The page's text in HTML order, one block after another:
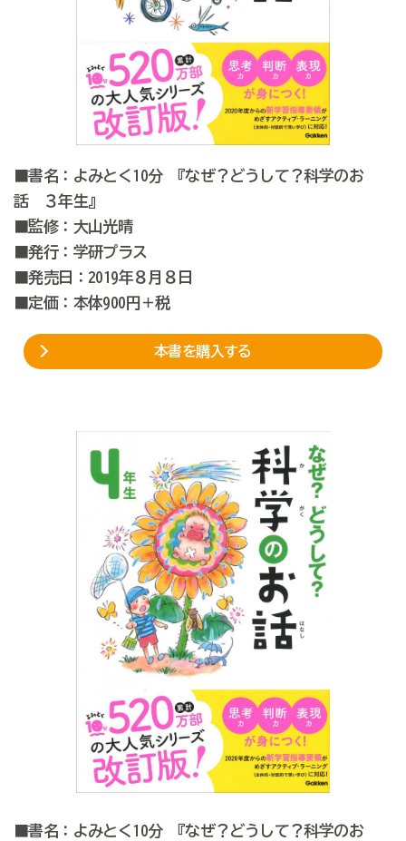
■書名：よみとく10分 『なぜ？どうして？科学のお
話 ３年生』
■監修：大山光晴
■発行：学研プラス
■発売日：2019年８月８日
■定価：本体900円＋税
本書を購入する
■書名：よみとく10分 『なぜ？どうして？科学のお